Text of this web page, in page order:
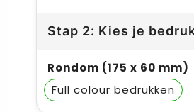
Stap 2: Kies je
Rondom (175 x 60 mm)
Full colour